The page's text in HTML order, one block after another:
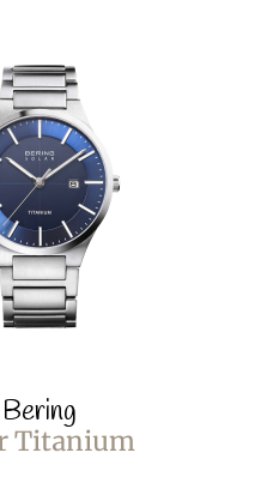
Bering
Titanium